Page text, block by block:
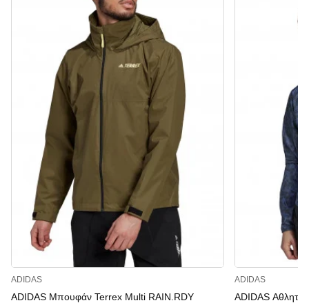
ADIDAS
ADIDAS Μπουφάν Terrex Multi RAIN.RDY
ADIDAS
ADIDAS